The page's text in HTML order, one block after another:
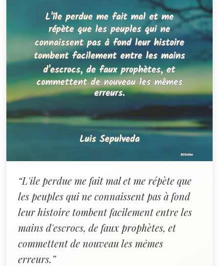
“L'île perdue me fait mal et me répète que
les peuples qui ne connaissent pas à fond
leur histoire tombent facilement entre les
mains d'escrocs, de faux prophètes, et
commettent de nouveau les mêmes
erreurs.”